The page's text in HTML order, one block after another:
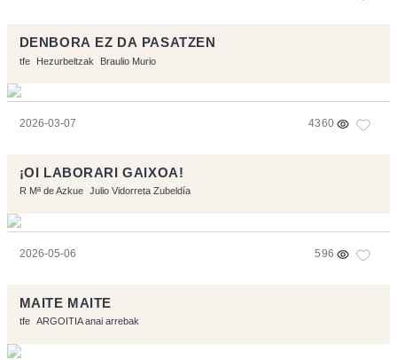
DENBORA EZ DA PASATZEN
tfe Hezurbeltzak Braulio Murio
2026-03-07 4360
¡OI LABORARI GAIXOA!
R Mª de Azkue Julio Vidorreta Zubeldía
2026-05-06 596
MAITE MAITE
tfe ARGOITIA anai arrebak